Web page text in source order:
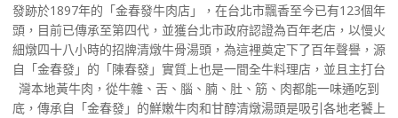
發跡於1897年的「金春發牛肉店」，在台北市飄香至今已有123個年
頭，目前已傳承至第四代，並獲台北市政府認證為百年老店，以慢火
細燉四十八小時的招牌清燉牛骨湯頭，為這裡奠定下了百年聲譽，源
自「金春發」的「陳春發」實質上也是一間全牛料理店，並且主打台
灣本地黃牛肉，從牛雜、舌、腦、腩、肚、筋、肉都能一味通吃到
底，傳承自「金春發」的鮮嫩牛肉和甘醇清燉湯頭是吸引各地老饕上